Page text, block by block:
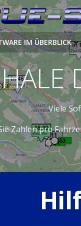
IM ÜBERBLICK
HALE
Viele
Zahlen pro